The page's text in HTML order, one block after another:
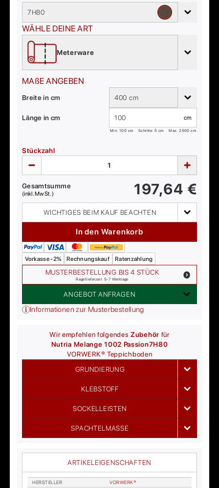
7H80
WÄHLE DEINE ART
Meterware
MAßE ANGEBEN
Breite in cm 400 cm
Länge in cm cm
Min: 100 cm Schritte: 5 cm Max:2500 cm
Stückzahl
Gesamtsumme
(inkl. MwSt.) 197,64 €
WICHTIGES BEIM KAUF BEACHTEN
In den Warenkorb
Vorkasse -2% Rechnungskauf Ratenzahlung
MUSTERBESTELLUNG BIS 4 STÜCK
Regellieferzeit: 5-7 Werktage
ANGEBOT ANFRAGEN
Informationen zur Musterbestellung
Wir empfehlen folgendesZubehör für
Nutria Melange 1002 Passion7H80
VORWERK® Teppichboden
GRUNDIERUNG
KLEBSTOFF
SOCKELLEISTEN
SPACHTELMASSE
ARTIKELEIGENSCHAFTEN
HER­STEL­LER:
VOR­WER­K®